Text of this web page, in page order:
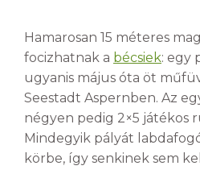
Hamarosan 15 méteres
focizhatnak a bécsiek: egy
ugyanis május óta öt
Seestadt Aspernben. Az
négyen pedig 2×5 játékos
Mindegyik pályát
körbe, így senkinek sem